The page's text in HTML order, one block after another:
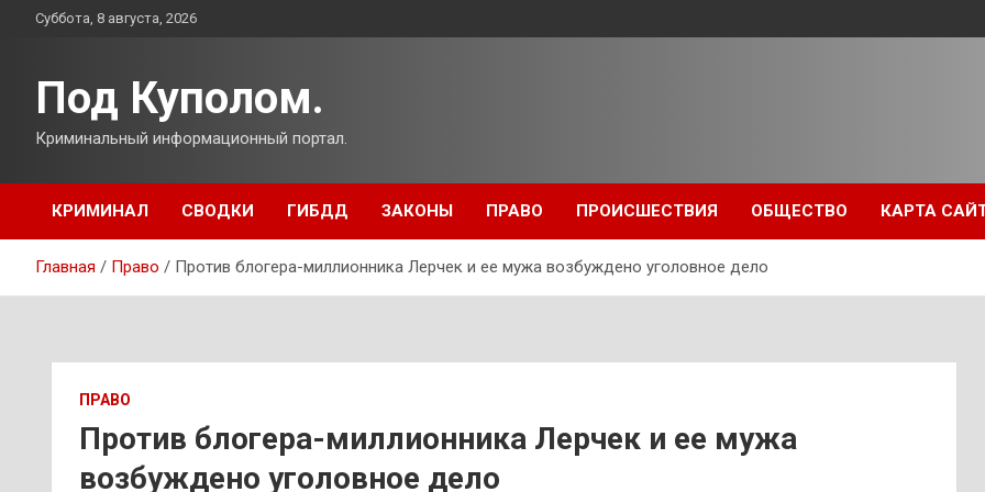
ПерейтиСуббота, 8 августа, 2026
Под Куполом.
Криминальный информационный портал.
КРИМИНАЛ СВОДКИ ГИБДД ЗАКОНЫ ПРАВО ПРОИСШЕСТВИЯ ОБЩЕСТВО КАРТА
Главная Право Против блогера-миллионника Лерчек и ее мужа возбуждено уголовное дело
ПРАВО
Против блогера-миллионника Лерчек и ее мужа
возбуждено уголовное дело